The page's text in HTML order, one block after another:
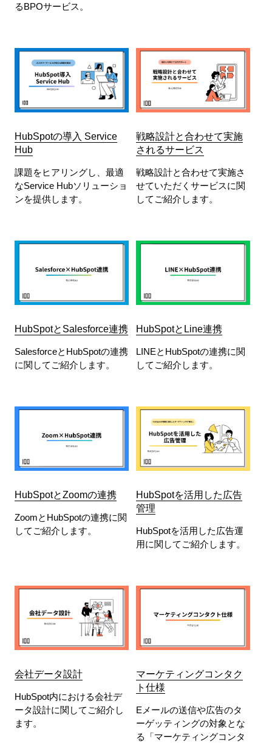
るBPOサービス。
HubSpotの導入 Service
Hub
課題をヒアリングし、最適
なService Hubソリューショ
ンを提供します。
戦略設計と合わせて実施
されるサービス
戦略設計と合わせて実施さ
せていただくサービスに関
してご紹介します。
HubSpotとSalesforce連携
SalesforceとHubSpotの連携
に関してご紹介します。
HubSpotとLine連携
LINEとHubSpotの連携に関
してご紹介します。
HubSpotとZoomの連携
ZoomとHubSpotの連携に関
してご紹介します。
HubSpotを活用した広告
管理
HubSpotを活用した広告運
用に関してご紹介します。
会社データ設計
HubSpot内における会社デ
ータ設計に関してご紹介し
ます。
マーケティングコンタク
ト仕様
Eメールの送信や広告のタ
ーゲッティングの対象とな
る「マーケティングコンタ